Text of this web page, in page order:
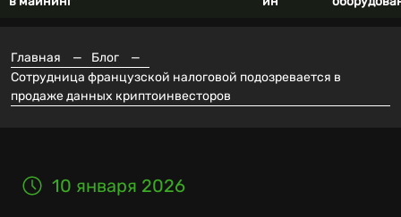
Главная — Блог
—
Сотрудница французской налоговой подозревается в
продаже данных криптоинвесторов
10 января 2026